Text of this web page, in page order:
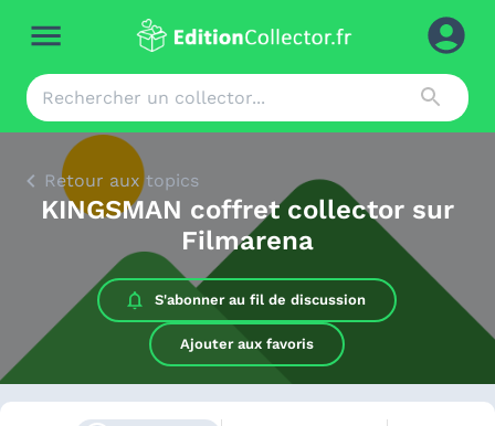
Retour aux topics
KINGSMAN coffret collector sur
Filmarena
S'abonner au fil de discussion
Ajouter aux favoris